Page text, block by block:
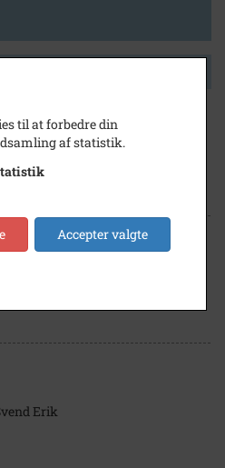
Erik
til at forbedre din
af statistik.
Accepter valgte